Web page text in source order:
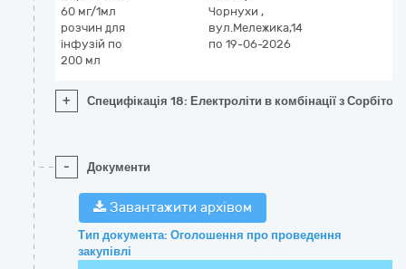
60 мг/1мл
розчин для
інфузій по
200 мл
Чорнухи ,
вул.Мележика,14
по 19-06-2026
+ Специфікація 18: Електроліти в комбінації з
- Документи
Завантажити архівом
Тип документа: Оголошення про проведення
закупівлі